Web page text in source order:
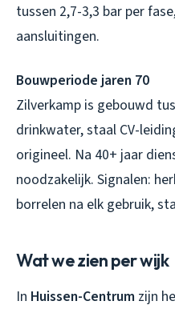
tussen 2,7-3,3 bar per
aansluitingen.
Bouwperiode jaren 70
Zilverkamp is gebouwd
drinkwater, staal CV-
origineel. Na 40+ jaar
noodzakelijk. Signalen:
borrelen na elk gebruik,
Wat we zien per wijk
In Huissen-Centrum zijn